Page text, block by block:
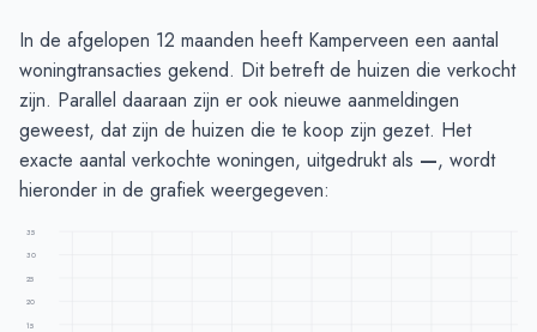
In de afgelopen 12 maanden heeft Kamperveen een aantal
woningtransacties gekend. Dit betreft de huizen die verkocht
zijn. Parallel daaraan zijn er ook nieuwe aanmeldingen
geweest, dat zijn de huizen die te koop zijn gezet. Het
exacte aantal verkochte woningen, uitgedrukt als —, wordt
hieronder in de grafiek weergegeven:
35
30
25
20
15